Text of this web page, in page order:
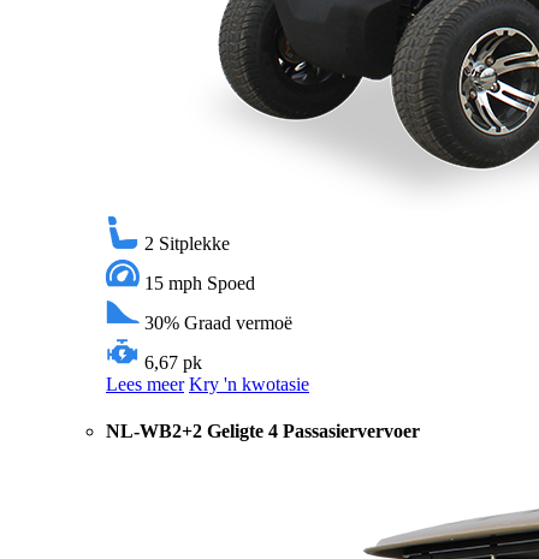
2 Sitplekke
15 mph Spoed
30% Graad vermoë
6,67 pk
Lees meer Kry 'n kwotasie
NL-WB2+2 Geligte 4 Passasiervervoer